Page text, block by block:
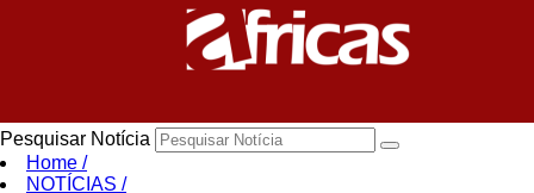
Pesquisar Notícia
Home /
NOTÍCIAS /